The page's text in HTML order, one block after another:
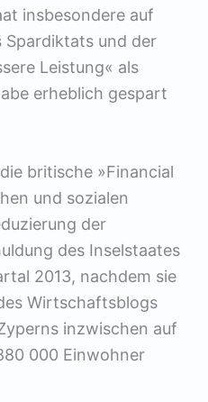
insbesondere auf
Spardiktats und der
Leistung« als
erheblich gespart
britische »Financial
und sozialen
der
des Inselstaates
2013, nachdem sie
Wirtschaftsblogs
inzwischen auf
000 Einwohner